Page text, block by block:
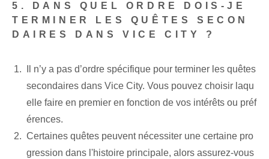
5. DANS QUEL ORDRE DOIS-JE
TERMINER LES QUÊTES SECON
DAIRES DANS VICE CITY ?
Il n’y a pas d’ordre spécifique pour terminer les quêtes
secondaires dans Vice City. Vous pouvez choisir laqu
elle faire en premier en fonction de vos intérêts ou préf
érences.
Certaines quêtes peuvent nécessiter une certaine pro
gression dans l'histoire principale, alors assurez-vous